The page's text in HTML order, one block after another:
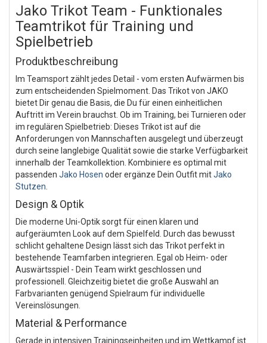
Jako Trikot Team - Funktionales
Teamtrikot für Training und
Spielbetrieb
Produktbeschreibung
Im Teamsport zählt jedes Detail - vom ersten Aufwärmen bis
zum entscheidenden Spielmoment. Das Trikot von JAKO
bietet Dir genau die Basis, die Du für einen einheitlichen
Auftritt im Verein brauchst. Ob im Training, bei Turnieren oder
im regulären Spielbetrieb: Dieses Trikot ist auf die
Anforderungen von Mannschaften ausgelegt und überzeugt
durch seine langlebige Qualität sowie die starke Verfügbarkeit
innerhalb der Teamkollektion. Kombiniere es optimal mit
passenden Jako Hosen oder ergänze Dein Outfit mitJako
Stutzen
Design & Optik
Die moderne Uni-Optik sorgt für einen klaren und
aufgeräumten Look auf dem Spielfeld. Durch das bewusst
schlicht gehaltene Design lässt sich das Trikot perfekt in
bestehende Teamfarben integrieren. Egal ob Heim- oder
Auswärtsspiel - Dein Team wirkt geschlossen und
professionell. Gleichzeitig bietet die große Auswahl an
Farbvarianten genügend Spielraum für individuelle
Vereinslösungen.
Material & Performance
Gerade in intensiven Trainingseinheiten und im Wettkampf ist